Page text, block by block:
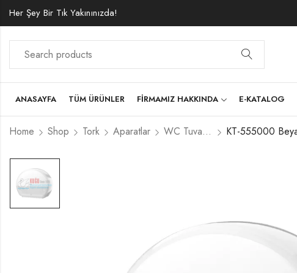
Her Şey Bir Tık Yakınınızda!
ANASAYFA TÜM ÜRÜNLER FIRMAMIZ HAKKINDA E-KATALOG
Home Shop Tork Aparatlar WC Tuvalet Kağıtlıkları